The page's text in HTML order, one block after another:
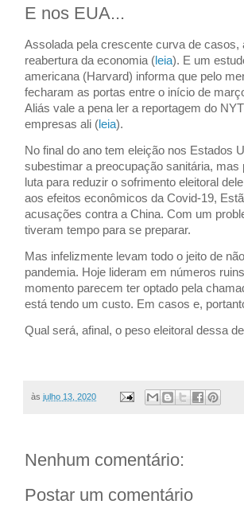
E nos EUA...
Assolada pela crescente curva de casos,
reabertura da economia (leia). E um
americana (Harvard) informa que pelo
fecharam as portas entre o início de
Aliás vale a pena ler a reportagem do
empresas ali (leia).
No final do ano tem eleição nos Estados
subestimar a preocupação sanitária,
luta para reduzir o sofrimento eleitoral
aos efeitos econômicos da Covid-19,
acusações contra a China. Com um
tiveram tempo para se preparar.
Mas infelizmente levam todo o jeito de
pandemia. Hoje lideram em números
momento parecem ter optado pela
está tendo um custo. Em casos e,
Qual será, afinal, o peso eleitoral dessa
às julho 13, 2020
Nenhum comentário:
Postar um comentário